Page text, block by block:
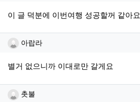
이 글 덕분에 이번여행 성공할꺼 같아요
아랍라님의 댓글
아랍라
별거 없으니까 이대로만 갈게요
촛불님의 댓글
촛불